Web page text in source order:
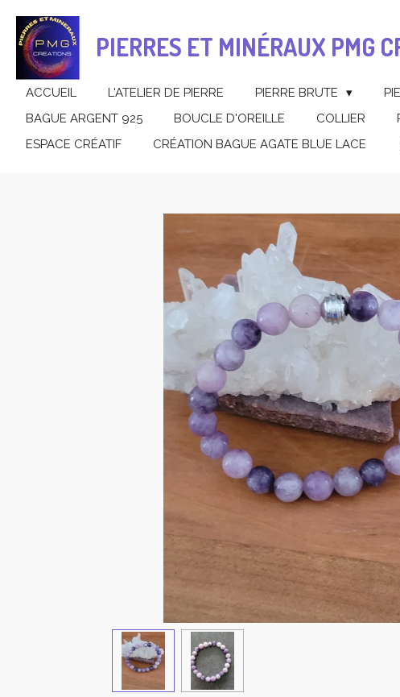
Passer
au
contenu
principal
PIERRES ET MINÉRAUX PMG
ACCUEIL L'ATELIER DE PIERRE PIERRE BRUTE
BAGUE ARGENT 925
BOUCLE D'OREILLE COLLIER
ESPACE CRÉATIF
CRÉATION BAGUE AGATE BLUE LACE